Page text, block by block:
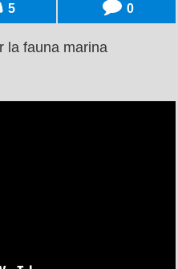
5 0
la fauna marina